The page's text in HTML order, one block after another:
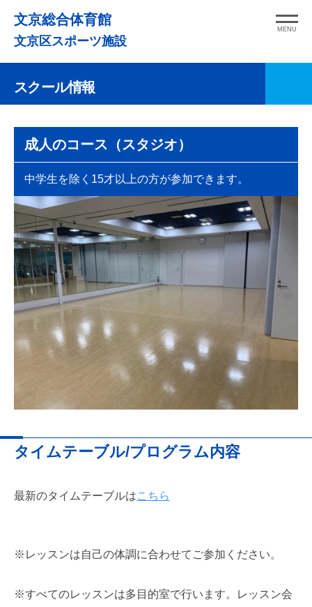
へ
文京総合体育館
文京区スポーツ施設
MENU
スクール情報
成人のコース（スタジオ）
中学生を除く15才以上の方が参加できます。
タイムテーブル/プログラム内容
最新のタイムテーブルはこちら
※レッスンは自己の体調に合わせてご参加ください。
※すべてのレッスンは多目的室で行います。レッスン会